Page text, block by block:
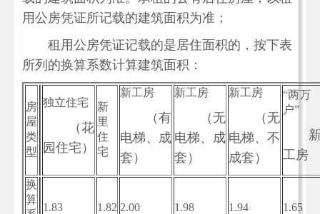
用公房凭证所记载的建筑面积为准；
租用公房凭证记载的是居住面积的，按下表
所列的换算系数计算建筑面积：
房
屋
类
型
独立住宅
（花
园住宅）
新
里
住
宅
新工房
（有
电梯、成
套）
新工房
（无
电梯、成
套）
新工房
（无
电梯、不
成套）
“两万
户”
工房
换
算
1.83 1.82 2.00 1.98 1.94 1.65